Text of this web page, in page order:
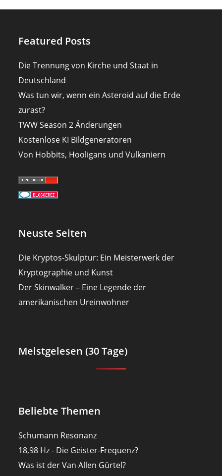
Featured Posts
Die Trennung von Kirche und Staat in
Deutschland
Was tun wir, wenn ein Asteroid auf die Erde
zurast?
TWW Season 2 Änderungen
Kostenlose KI Bildgeneratoren
Von Hobbits, Hooligans und Vulkaniern
Neuste Seiten
Die Kryptos-Skulptur: Ein Meisterwerk der
Kryptographie und Kunst
Der Skinwalker – Eine Legende der
amerikanischen Ureinwohner
Meistgelesen (30 Tage)
Beliebte Themen
Schumann Resonanz
18,98 Hz - Die Geister-Frequenz?
Was ist der Van Allen Gürtel?